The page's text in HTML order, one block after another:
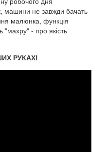
робочого дня
машини не завжди бачать
малюнка, функція
"махру" - про якість
РУКАХ!